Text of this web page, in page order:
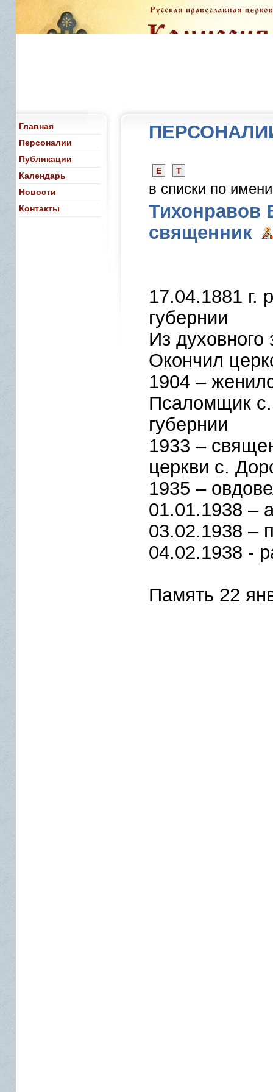
Главная
Персоналии
Публикации
Календарь
Новости
Контакты
Е Т
в списки по
Тихонравов
священник
17.04.1881 г.
губернии
Из духовного
Окончил
1904 –
Псаломщик
губернии
1933 –
церкви с.
1935 –
01.01.1938 –
03.02.1938 –
04.02.1938 -
Память 22